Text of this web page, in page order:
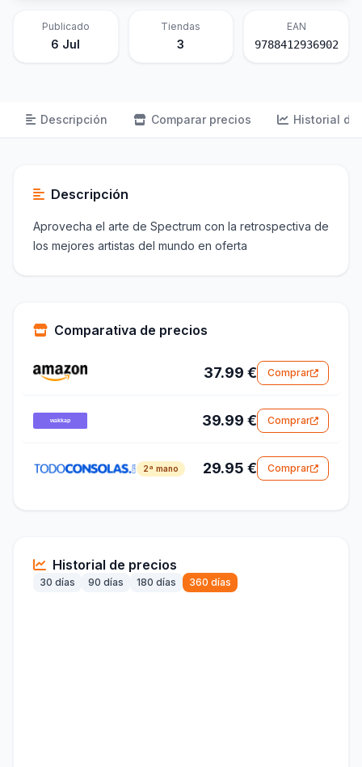
Publicado
6 Jul
Tiendas
3
EAN
9788412936902
Descripción Comparar precios Historial de
Descripción
Aprovecha el arte de Spectrum con la retrospectiva de
los mejores artistas del mundo en oferta
Comparativa de precios
37.99 € Comprar
39.99 € Comprar
2ª mano 29.95 € Comprar
Historial de precios
30 días 90 días 180 días 360 días